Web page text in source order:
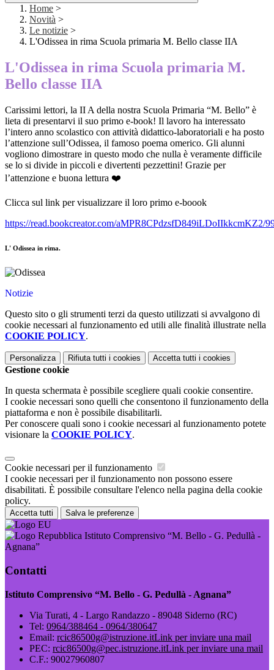
Home >
Novità >
Le notizie >
L'Odissea in rima Scuola primaria M. Bello classe IIA
L'Odissea in rima Scuola primaria M.
Bello classe IIA
Carissimi lettori, la II A della nostra Scuola Primaria “M. Bello” è
lieta di presentarvi il suo primo e-book! Il lavoro ha interessato
l’intero anno scolastico con attività didattico-laboratoriali e ha posto
l’attenzione sull’Odissea, il famoso poema omerico. Gli alunni
vogliono dimostrare in questo modo che nulla è veramente difficile
se lo si divide in piccoli e divertenti pezzettini! Grazie per
l’attenzione e buona lettura ❤️
Clicca sul link per visualizzare il loro primo e-boook
https://read.bookcreator.com/aMPR8CPdzsfD849iLDoIIkkcmKZ2/
L' Odissea in rima.
Notizie
Questo sito o gli strumenti terzi da questo utilizzati si avvalgono di
cookie necessari al funzionamento ed utili alle finalità illustrate nella
COOKIE POLICY.
Personalizza Rifiuta tutti i cookies Accetta tutti i cookies
Gestione cookie
In questa schermata è possibile scegliere quali cookie consentire.
I cookie necessari sono quelli che consentono il funzionamento della
piattaforma e non è possibile disabilitarli.
Per conoscere quali sono i cookie necessari al funzionamento potete
visionare la COOKIE POLICY.
Cookie necessari per il funzionamento
I cookie necessari per il funzionamento non possono essere
disabilitati. È possibile consultare l'elenco nella pagina della cookie
policy.
Accetta tutti Salva le preferenze
Istituto Comprensivo “M. Bello - G. Pedullà -
Agnana”
Contatti
Istituto Comprensivo “M. Bello - G. Pedullà - Agnana”
Via Turati, 4 - Largo Randazzo - 89048 Siderno (RC)
Tel: 0964/388464 - 0964/380647
Email: rcic86500g@istruzione.itLink per inviare una mail
PEC: rcic86500g@pec.istruzione.itLink per inviare una mail
C.F.: 90027960807